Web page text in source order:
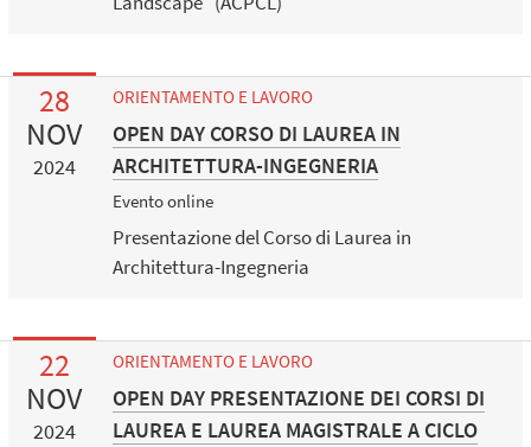
28
NOV
2024
ORIENTAMENTO E LAVORO
OPEN DAY CORSO DI LAUREA IN
ARCHITETTURA-INGEGNERIA
Evento online
Presentazione del Corso di Laurea in
Architettura-Ingegneria
22
NOV
2024
ORIENTAMENTO E LAVORO
OPEN DAY PRESENTAZIONE DEI CORSI DI
LAUREA E LAUREA MAGISTRALE A CICLO